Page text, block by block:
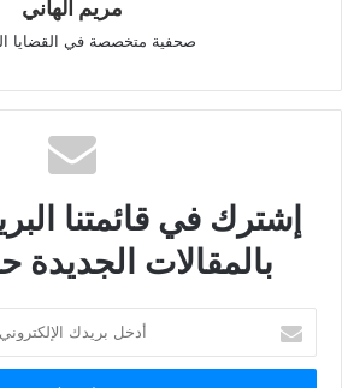
مريم الهاني
صحفية متخصصة في القضايا
إشترك في قائمتنا
بالمقالات الجديدة
بريدك
الإلكتروني